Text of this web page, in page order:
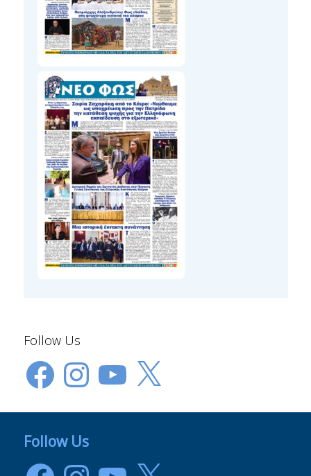
Follow Us
FacebookInstagramYouTube
X
Follow Us
FacebookInstagramYouTube
X